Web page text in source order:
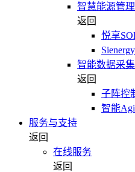
智慧能源管
返回
悦享
智能数据采
返回
子阵控
智能
服务与支持
返回
在线服务
返回